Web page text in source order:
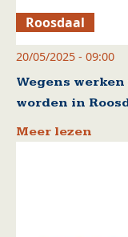
Roosdaal
20/05/2025 - 09:00
Wegens
worden in
Meer lezen